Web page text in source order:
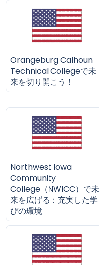
Orangeburg Calhoun
Technical Collegeで未
来を切り開こう！
Northwest Iowa
Community
College（NWICC）で未
来を広げる：充実した学
びの環境